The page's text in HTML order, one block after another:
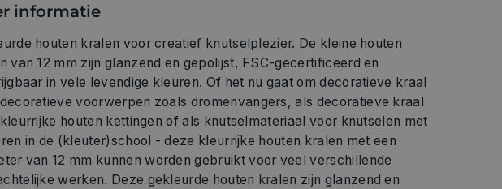
informatie
houten kralen voor creatief knutselplezier. De kleine houten
van 12 mm zijn glanzend en gepolijst, FSC-gecertificeerd en
in vele levendige kleuren. Of het nu gaat om decoratieve kraal
voorwerpen zoals dromenvangers, als decoratieve kraal
houten kettingen of als knutselmateriaal voor knutselen met
in de (kleuter)school - deze kleurrijke houten kralen met een
van 12 mm kunnen worden gebruikt voor veel verschillende
werken. Deze gekleurde houten kralen zijn glanzend en